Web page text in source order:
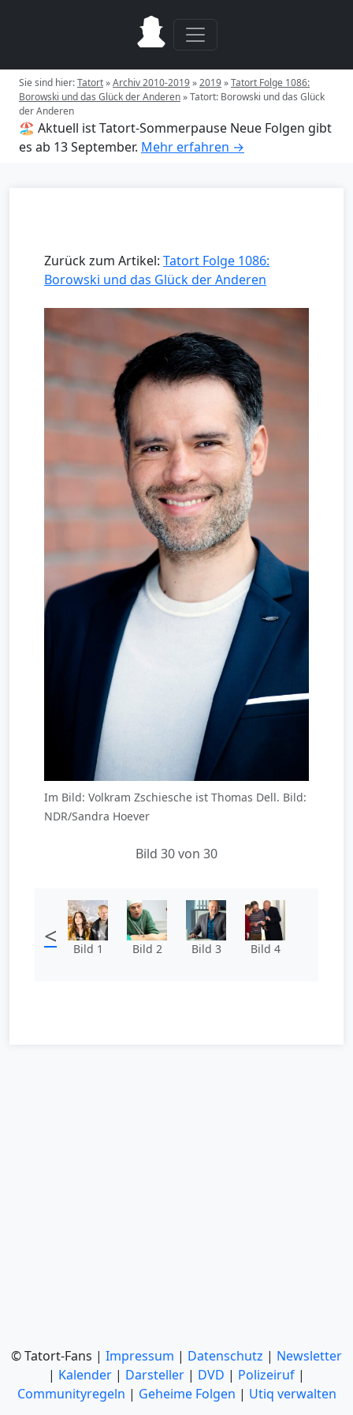
Sie sind hier:Tatort»Archiv 2010-2019»2019»Tatort Folge 1086:
Borowski und das Glück der Anderen»Tatort: Borowski und das Glück
der Anderen
🏖️ Aktuell ist Tatort-Sommerpause Neue Folgen gibt
es ab 13 September. Mehr erfahren →
Zurück zum Artikel: Tatort Folge 1086:
Borowski und das Glück der Anderen
Im Bild: Volkram Zschiesche ist Thomas Dell. Bild:
NDR/Sandra Hoever
Bild 30 von 30
< Bild 1 Bild 2 Bild 3 Bild 4
© Tatort-Fans | Impressum | Datenschutz | Newsletter
| Kalender | Darsteller | DVD | Polizeiruf |
Communityregeln | Geheime Folgen | Utiq verwalten